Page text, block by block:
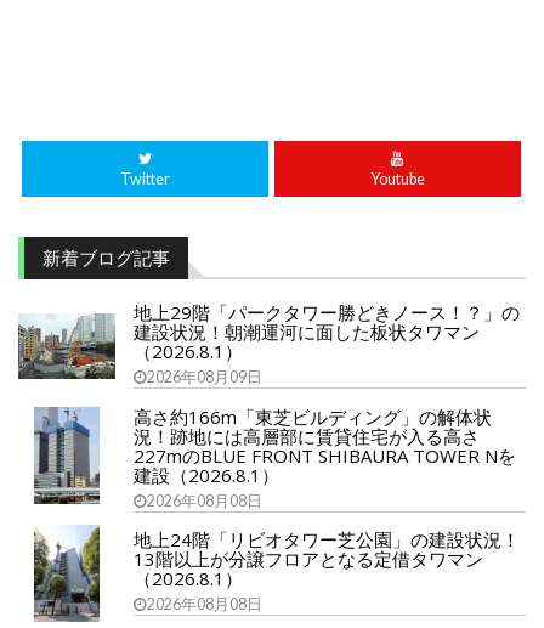
Twitter Youtube
新着ブログ記事
地上29階「パークタワー勝どきノース！？」の
建設状況！朝潮運河に面した板状タワマン
（2026.8.1）
2026年08月09日
高さ約166m「東芝ビルディング」の解体状
況！跡地には高層部に賃貸住宅が入る高さ
227mのBLUE FRONT SHIBAURA TOWER Nを
建設（2026.8.1）
2026年08月08日
地上24階「リビオタワー芝公園」の建設状況！
13階以上が分譲フロアとなる定借タワマン
（2026.8.1）
2026年08月08日